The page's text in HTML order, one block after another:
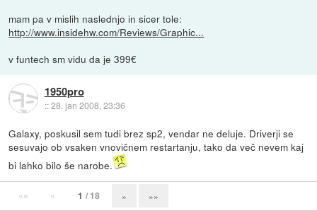
mam pa v mislih naslednjo in sicer tole:
http://www.insidehw.com/Reviews/Graphic...
v funtech sm vidu da je 399€
1950pro
::28. jan 2008, 23:36
Galaxy, poskusil sem tudi brez sp2, vendar ne deluje. Driverji se
sesuvajo ob vsaken vnovičnem restartanju, tako da več nevem kaj
bi lahko bilo še narobe.
«« « 1 / 18 » »»